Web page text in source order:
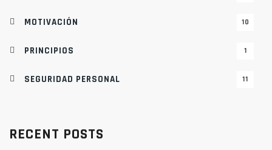
MOTIVACIÓN 10
PRINCIPIOS 1
SEGURIDAD PERSONAL 11
RECENT POSTS